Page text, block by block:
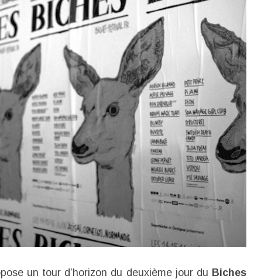
un tour d’horizon du deuxième jour du Biches